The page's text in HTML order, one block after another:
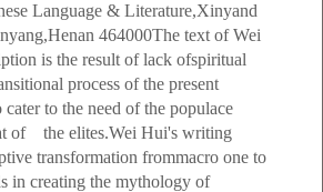
Language & Literature,Xinyand
464000The text of Wei
is the result of lack ofspiritual
process of the present
to the need of the populace
of the elites.Wei Hui's writing
transformation frommacro one to
in creating the mythology of